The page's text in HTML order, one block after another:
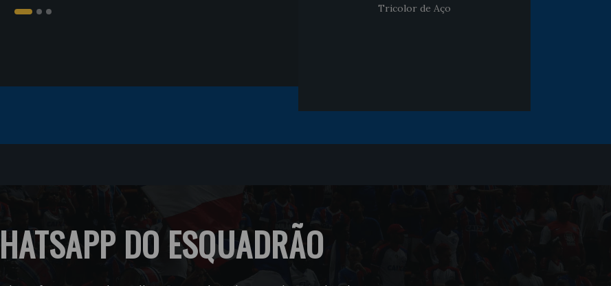
Tricolor de Aço
DO ESQUADRÃO